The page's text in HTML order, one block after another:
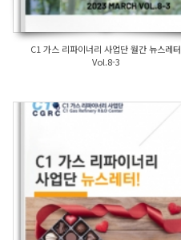
C1 가스 리파이너리 사업단 월간 뉴스레터
Vol.8-3